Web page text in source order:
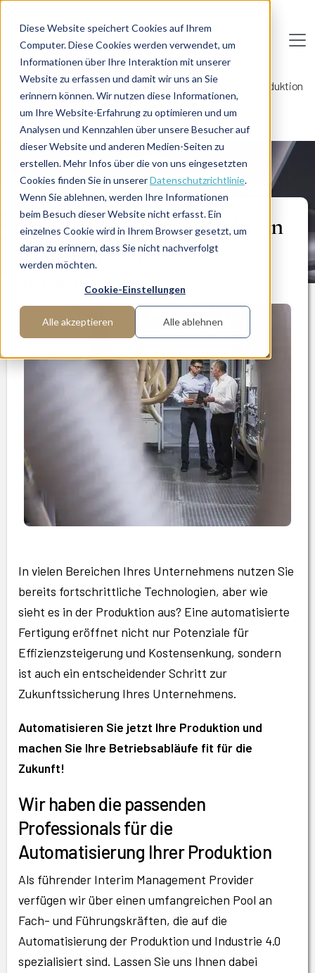
Diese Website speichert Cookies auf Ihrem
Computer. Diese Cookies werden verwendet, um
Informationen über Ihre Interaktion mit unserer
Website zu erfassen und damit wir uns an Sie
erinnern können. Wir nutzen diese Informationen,
um Ihre Website-Erfahrung zu optimieren und um
Analysen und Kennzahlen über unsere Besucher auf
dieser Website und anderen Medien-Seiten zu
erstellen. Mehr Infos über die von uns eingesetzten
Cookies finden Sie in unsererDatenschutzrichtlinie.
Wenn Sie ablehnen, werden Ihre Informationen
beim Besuch dieser Website nicht erfasst. Ein
einzelnes Cookie wird in Ihrem Browser gesetzt, um
daran zu erinnern, dass Sie nicht nachverfolgt
werden möchten.
Cookie-Einstellungen
Alle akzeptieren Alle ablehnen
Deutsc he Interim AG
Home Fachbereiche Operations Management
Produktion
Wie kann ich die Produktion in meinem Unternehmen
automatisieren?
LÖSUNG
Wie kann ich die Produktion
in meinem Unternehmen
automatisieren?
In vielen Bereichen Ihres Unternehmens nutzen Sie
bereits fortschrittliche Technologien, aber wie
sieht es in der Produktion aus? Eine automatisierte
Fertigung eröffnet nicht nur Potenziale für
Effizienzsteigerung und Kostensenkung, sondern
ist auch ein entscheidender Schritt zur
Zukunftssicherung Ihres Unternehmens.
Automatisieren Sie jetzt Ihre Produktion und
machen Sie Ihre Betriebsabläufe fit für die
Zukunft!
Wir haben die passenden
Professionals für die
Automatisierung Ihrer Produktion
Als führender Interim Management Provider
verfügen wir über einen umfangreichen Pool an
Fach- und Führungskräften, die auf die
Automatisierung der Produktion und Industrie 4.0
spezialisiert sind. Lassen Sie uns Ihnen dabei